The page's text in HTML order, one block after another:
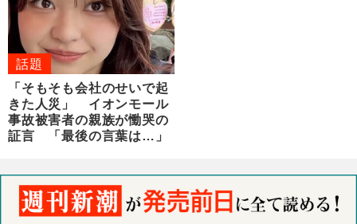
話題
「そもそも会社のせいで起
きた人災」 イオンモール
事故被害者の親族が慟哭の
証言 「最後の言葉は…」